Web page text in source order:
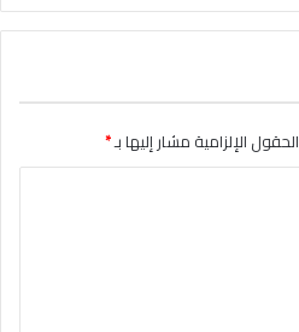
الحقول الإلزامية مشار إليها بـ*